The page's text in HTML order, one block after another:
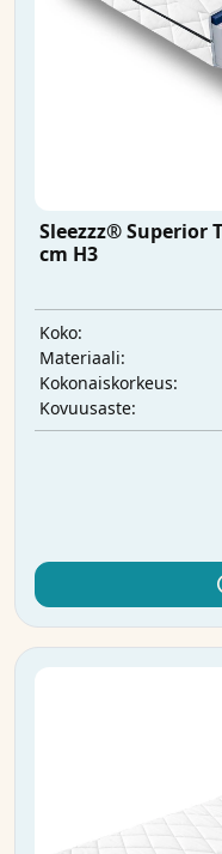
Sleezzz® Superior
cm H3
Koko:
Materiaali:
Kokonaiskorkeus:
Kovuusaste: